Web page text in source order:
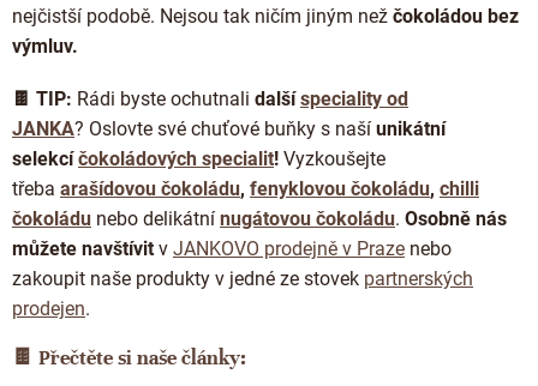
nejčistší podobě. Nejsou tak ničím jiným než čokoládou bez
výmluv.
🍫 TIP: Rádi byste ochutnali dalšíspeciality od
JANKA? Oslovte své chuťové buňky s naší unikátní
selekcí čokoládových specialit! Vyzkoušejte
třeba arašídovou čokoládu, fenyklovou čokoládu, chilli
čokoládu nebo delikátní nugátovou čokoládu. Osobně nás
můžete navštívit v JANKOVO prodejně v Praze nebo
zakoupit naše produkty v jedné ze stovek partnerských
prodejen.
🍫 Přečtěte si naše články: